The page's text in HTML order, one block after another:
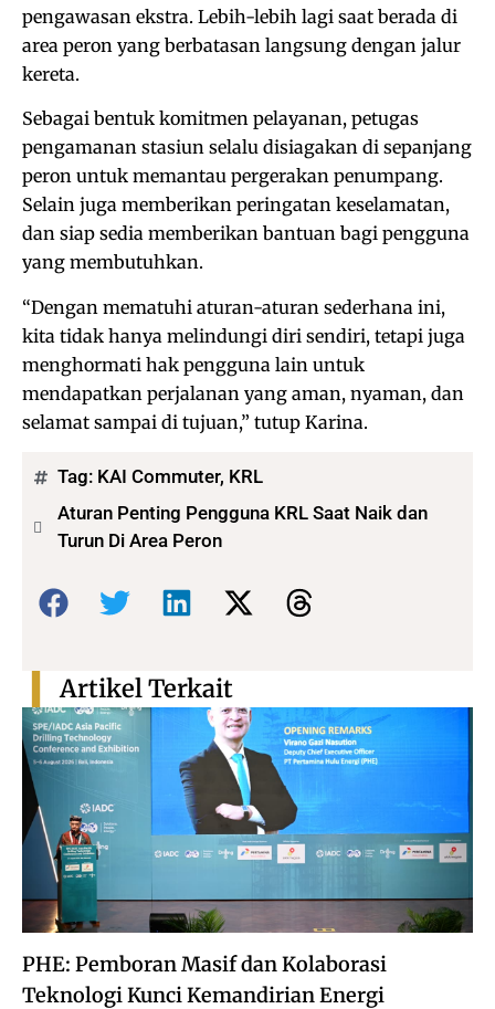
pengawasan ekstra. Lebih-lebih lagi saat berada di
area peron yang berbatasan langsung dengan jalur
kereta.
Sebagai bentuk komitmen pelayanan, petugas
pengamanan stasiun selalu disiagakan di sepanjang
peron untuk memantau pergerakan penumpang.
Selain juga memberikan peringatan keselamatan,
dan siap sedia memberikan bantuan bagi pengguna
yang membutuhkan.
“Dengan mematuhi aturan-aturan sederhana ini,
kita tidak hanya melindungi diri sendiri, tetapi juga
menghormati hak pengguna lain untuk
mendapatkan perjalanan yang aman, nyaman, dan
selamat sampai di tujuan,” tutup Karina.
Tag: KAI Commuter, KRL
Aturan Penting Pengguna KRL Saat Naik dan
Turun Di Area Peron
Bagikan:
PHE: Pemboran Masif dan Kolaborasi
Teknologi Kunci Kemandirian Energi
Artikel Terkait